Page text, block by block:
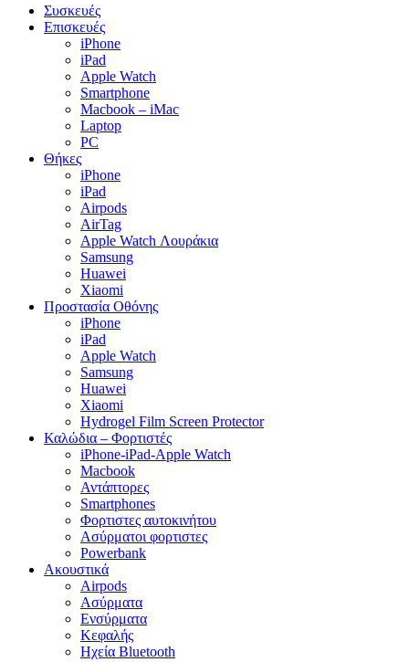
Close
Menu
Συσκευές
Επισκευές
iPhone
iPad
Apple Watch
Smartphone
Macbook – iMac
Laptop
PC
Θήκες
iPhone
iPad
Airpods
AirTag
Apple Watch Λουράκια
Samsung
Huawei
Xiaomi
Προστασία Οθόνης
iPhone
iPad
Apple Watch
Samsung
Huawei
Xiaomi
Hydrogel Film Screen Protector
Καλώδια – Φορτιστές
iPhone-iPad-Apple Watch
Macbook
Αντάπτορες
Smartphones
Φορτιστες αυτοκινήτου
Ασύρματοι φορτιστες
Powerbank
Ακουστικά
Airpods
Ασύρματα
Ενσύρματα
Κεφαλής
Ηχεία Bluetooth